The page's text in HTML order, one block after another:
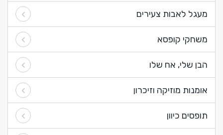
מעגל לאבות צעירים
משחקי קופסא
הבן שלי, אח שלו
אומנות מוזיקה וזיכרון
תופסים כיוון